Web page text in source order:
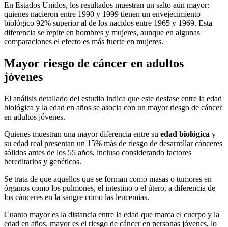
En Estados Unidos, los resultados muestran un salto aún mayor:
quienes nacieron entre 1990 y 1999 tienen un envejecimiento
biológico 92% superior al de los nacidos entre 1965 y 1969. Esta
diferencia se repite en hombres y mujeres, aunque en algunas
comparaciones el efecto es más fuerte en mujeres.
Mayor riesgo de cáncer en adultos
jóvenes
El análisis detallado del estudio indica que este desfase entre la edad
biológica y la edad en años se asocia con un mayor riesgo de cáncer
en adultos jóvenes.
Quienes muestran una mayor diferencia entre su edad biológica y
su edad real presentan un 15% más de riesgo de desarrollar cánceres
sólidos antes de los 55 años, incluso considerando factores
hereditarios y genéticos.
Se trata de que aquellos que se forman como masas o tumores en
órganos como los pulmones, el intestino o el útero, a diferencia de
los cánceres en la sangre como las leucemias.
Cuanto mayor es la distancia entre la edad que marca el cuerpo y la
edad en años, mayor es el riesgo de cáncer en personas jóvenes, lo